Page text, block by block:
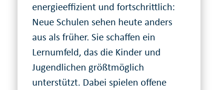
energieeffizient und fortschrittlich:
Neue Schulen sehen heute anders
aus als früher. Sie schaffen ein
Lernumfeld, das die Kinder und
Jugendlichen größtmöglich
unterstützt. Dabei spielen offene